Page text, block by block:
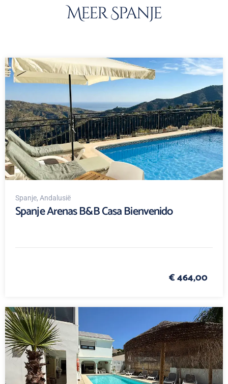
Meer Spanje
Spanje, Andalusië
Spanje Arenas B&B Casa Bienvenido
€ 464,00